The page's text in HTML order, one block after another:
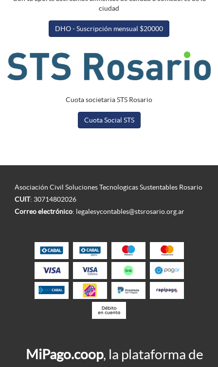
ciudad
DHO - Suscripción mensual $20000
Cuota societaria STS Rosario
Cuota Social STS
Asociación Civil Soluciones Tecnologicas Sustentables Rosario
CUIT: 30714802026
Correo electrónico: legalesycontables@stsrosario.org.ar
MiPago.coop, la plataforma de